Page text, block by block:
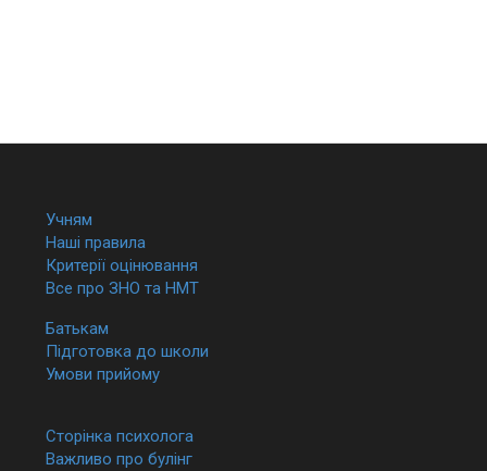
Учням
Наші правила
Критерії оцінювання
Все про ЗНО та НМТ
Батькам
Підготовка до школи
Умови прийому
Сторінка психолога
Важливо про булінг